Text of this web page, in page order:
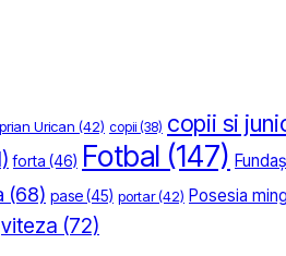
Urican (42) copii (38) copii si
forta (46) Fotbal (147)
(68) pase(45) portar(42) Posesia
viteza (72)